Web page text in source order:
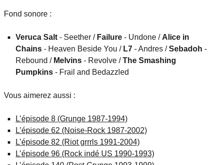
Fond sonore :
Veruca Salt - Seether / Failure - Undone / Alice in
Chains - Heaven Beside You / L7 - Andres /Sebadoh -
Rebound / Melvins - Revolve /The Smashing
Pumpkins - Frail and Bedazzled
Vous aimerez aussi :
L’épisode 8 (Grunge 1987-1994)
L’épisode 62 (Noise-Rock 1987-2002)
L’épisode 82 (Riot grrrls 1991-2004)
L’épisode 96 (Rock indé US 1990-1993)